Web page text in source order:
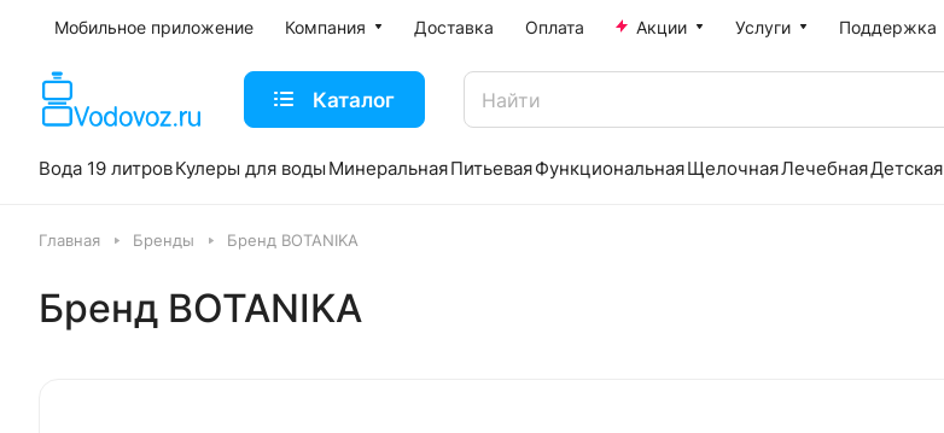
Мобильное приложение Компания Доставка Оплата Акции Услуги Поддержка
Каталог
Вода 19 литровКулеры для воды МинеральнаяПитьеваяФункциональнаяЩелочнаяЛечебнаяДетская
Главная Бренды Бренд BOTANIKA
Бренд BOTANIKA